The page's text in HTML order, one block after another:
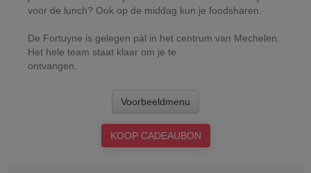
voor de lunch? Ook op de middag kun je foodsharen.
De Fortuyne is gelegen pàl in het centrum van Mechelen.
Het hele team staat klaar om je te
ontvangen.
Voorbeeldmenu
KOOP CADEAUBON